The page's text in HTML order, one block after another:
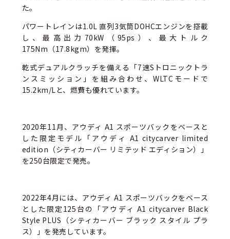
た。
パワートレインは1.0L 直列3気筒DOHCエンジンを搭載
し、最高出力70kW（95ps）、最大トルク
175Nm（17.8kgm）を発揮。
乾式デュアルクラッチを備える「7速Sトロニックトラ
ンスミッション」を組み合わせ、WLTCモードで
15.2km/Lと、燃費も優れています。
2020年11月、アウディ A1 スポーツバックをベースと
した限定モデル「アウディ A1 citycarver limited
edition（シティカーバー リミテッド エディション）」
を250台限定で発売。
2022年4月には、アウディ A1 スポーツバックをベース
とした限定125台の「アウディ A1 citycarver Black
Style PLUS（シティカーバー ブラック スタイル プラ
ス）」を発売しています。